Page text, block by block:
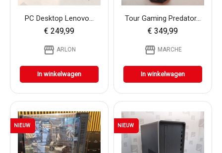
PC Desktop Lenovo...
€ 249,99
storefront ARLON
In winkelwagen
Tour Gaming Predator...
€ 349,99
storefront MARCHE
In winkelwagen
NIEUW NIEUW